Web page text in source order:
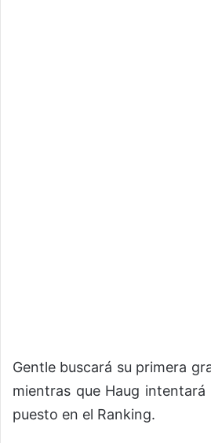
Gentle buscará su primera
mientras que Haug
puesto en el Ranking.